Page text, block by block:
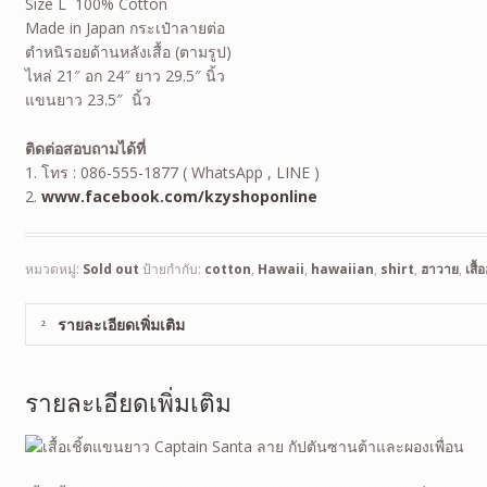
Made in Japan กระเป๋าลายต่อ
ตำหนิรอยด้านหลังเสื้อ (ตามรูป)
ไหล่ 21″ อก 24″ ยาว 29.5″ นิ้ว
แขนยาว 23.5″ นิ้ว
ติดต่อสอบถามได้ที่
1. โทร : 086-555-1877 ( WhatsApp , LINE )
2. www.facebook.com/kzyshoponline
หมวดหมู่: Sold out ป้ายกำกับ: cotton, Hawaii, hawaiian, shirt, ฮาวาย, เสื้
รายละเอียดเพิ่มเติม
รายละเอียดเพิ่มเติม